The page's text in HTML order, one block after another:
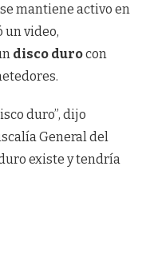
mantiene activo en
un video,
disco durocon
duro”, dijo
General del
existe y tendría